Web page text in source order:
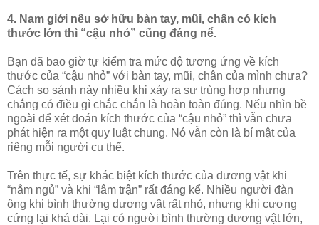
4. Nam giới nếu sở hữu bàn tay, mũi, chân có kích
thước lớn thì “cậu nhỏ” cũng đáng nể.
Bạn đã bao giờ tự kiểm tra mức độ tương ứng về kích
thước của “cậu nhỏ” với bàn tay, mũi, chân của mình chưa?
Cách so sánh này nhiều khi xảy ra sự trùng hợp nhưng
chẳng có điều gì chắc chắn là hoàn toàn đúng. Nếu nhìn bề
ngoài để xét đoán kích thước của “cậu nhỏ” thì vẫn chưa
phát hiện ra một quy luật chung. Nó vẫn còn là bí mật của
riêng mỗi người cụ thể.
Trên thực tế, sự khác biệt kích thước của dương vật khi
“nằm ngủ” và khi “lâm trận” rất đáng kể. Nhiều người đàn
ông khi bình thường dương vật rất nhỏ, nhưng khi cương
cứng lại khá dài. Lại có người bình thường dương vật lớn,